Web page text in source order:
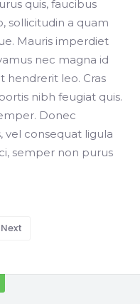
quis, faucibus
sollicitudin a quam
Mauris imperdiet
nec magna id
hendrerit leo. Cras
nibh feugiat quis.
Donec
vel consequat ligula
semper non purus
Next